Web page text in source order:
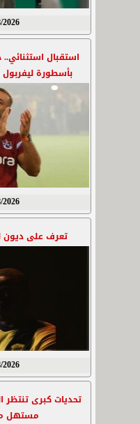
07/08/
استقبال
بأسطورة ليفربول
06/08/
تعرف على ديون
06/08/
تحديات كبرى
مستهل